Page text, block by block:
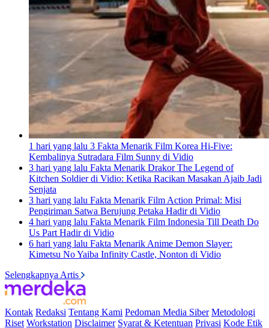
1 hari yang lalu 3 Fakta Menarik Film Korea Hi-Five:
Kembalinya Sutradara Film Sunny di Vidio
3 hari yang lalu Fakta Menarik Drakor The Legend of
Kitchen Soldier di Vidio: Ketika Racikan Masakan Ajaib Jadi
Senjata
3 hari yang lalu Fakta Menarik Film Action Primal: Misi
Pengiriman Satwa Berujung Petaka Hadir di Vidio
4 hari yang lalu Fakta Menarik Film Indonesia Till Death Do
Us Part Hadir di Vidio
6 hari yang lalu Fakta Menarik Anime Demon Slayer:
Kimetsu No Yaiba Infinity Castle, Nonton di Vidio
Selengkapnya Artis
Kontak Redaksi Tentang Kami Pedoman Media Siber Metodologi
Riset Workstation Disclaimer Syarat & Ketentuan Privasi Kode Etik